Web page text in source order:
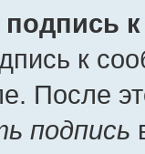
подпись
к
После
подпись